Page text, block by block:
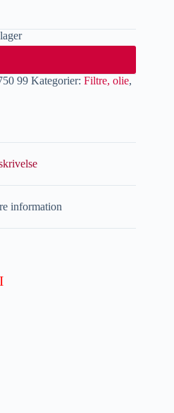
99 Kategorier: Filtre, olie,
information